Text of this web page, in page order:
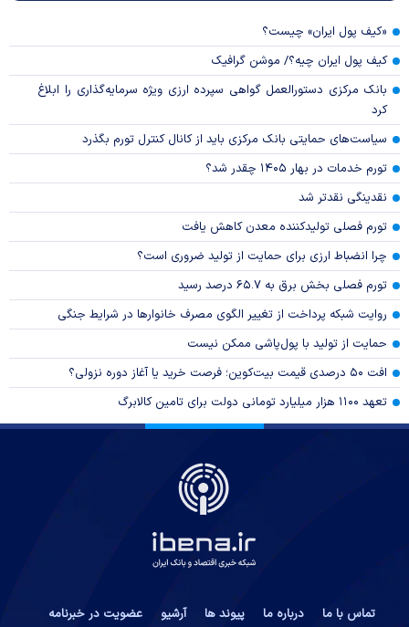
«کیف پول ایران» چیست؟
کیف پول ایران چیه؟/ موشن گرافیک
بانک مرکزی دستورالعمل گواهی سپرده ارزی ویژه سرمایه‌گذاری را ابلاغ
کرد
سیاست‌های حمایتی بانک مرکزی باید از کانال کنترل تورم بگذرد
تورم خدمات در بهار ۱۴۰۵ چقدر شد؟
نقدینگی نقدتر شد
تورم فصلی تولیدکننده معدن کاهش یافت
چرا انضباط ارزی برای حمایت از تولید ضروری است؟
تورم فصلی بخش برق به ۶۵.۷ درصد رسید
روایت شبکه پرداخت از تغییر الگوی مصرف خانوار‌ها در شرایط جنگی
حمایت از تولید با پول‌پاشی ممکن نیست
افت ۵۰ درصدی قیمت بیت‌کوین؛ فرصت خرید یا آغاز دوره نزولی؟
تعهد ۱۱۰۰ هزار میلیارد تومانی دولت برای تامین کالابرگ
تماس با ما درباره ما پیوند ها آرشیو عضویت در خبرنامه